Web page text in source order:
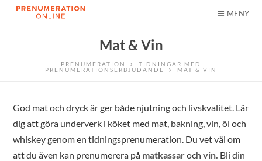
MENY
Mat & Vin
PRENUMERATION
TIDNINGAR MED
PRENUMERATIONSERBJUDANDE
MAT & VIN
God mat och dryck är ger både njutning och livskvalitet. Lär
dig att göra underverk i köket med mat, bakning, vin, öl och
whiskey genom en tidningsprenumeration. Du vet väl om
att du även kan prenumerera på matkassarochvin. Bli din